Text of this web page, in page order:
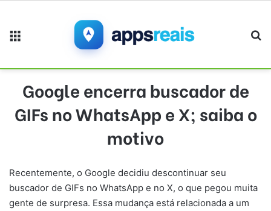
Google encerra buscador de
GIFs no WhatsApp e X; saiba o
motivo
Recentemente, o Google decidiu descontinuar seu
buscador de GIFs no WhatsApp e no X, o que pegou muita
gente de surpresa. Essa mudança está relacionada a um